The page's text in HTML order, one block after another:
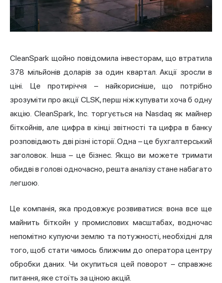
CleanSpark щойно повідомила інвесторам, що втратила
378 мільйонів доларів за один квартал. Акції зросли в
ціні. Це протиріччя – найкорисніше, що потрібно
зрозуміти про акції CLSK, перш ніж купувати хоча б одну
акцію. CleanSpark, Inc. торгується наNasdaq як майнер
біткойнів, але цифра в кінці звітності та цифра в банку
розповідають дві різні історії. Одна – це бухгалтерський
заголовок. Інша – це бізнес. Якщо ви можете тримати
обидві в голові одночасно, решта аналізу стане набагато
легшою.
Це компанія, яка продовжує розвиватися: вона все ще
майнить біткойн у промислових масштабах, водночас
непомітно купуючи землю та потужності, необхідні для
того, щоб стати чимось ближчим до оператора центру
обробки даних. Чи окупиться цей поворот – справжнє
питання, яке стоїть за ціною акцій.